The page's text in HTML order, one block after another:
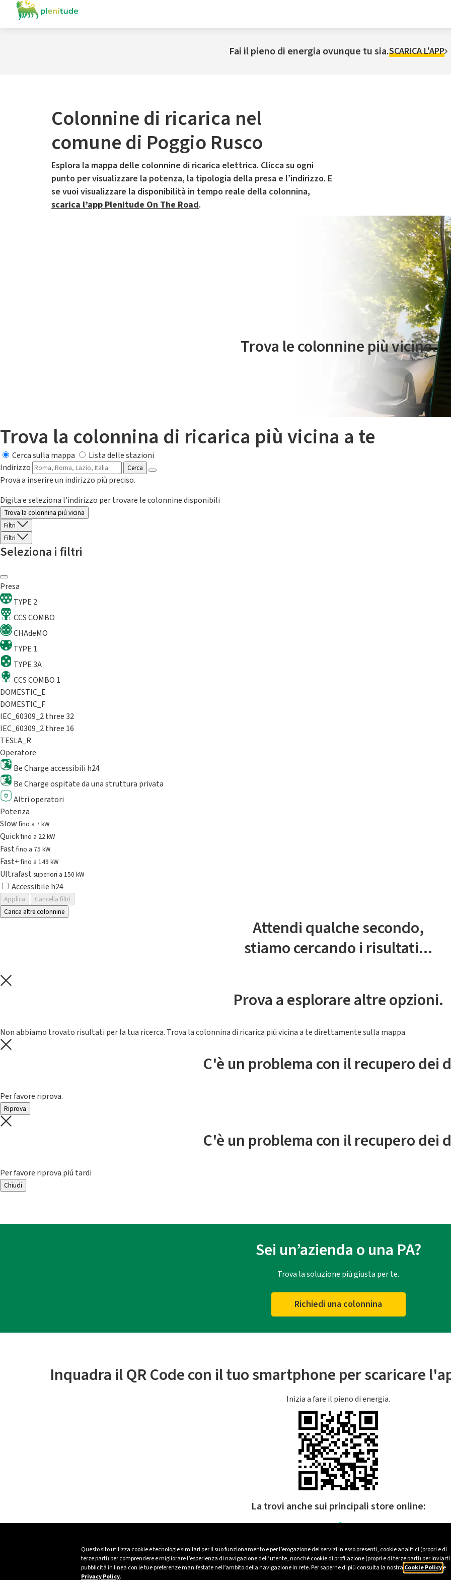
Questo sito utilizza cookie e tecnologie similari per il suo funzionamento e per l’erogazione dei servizi in esso presenti, cookie analitici (propri e di
terze parti) per comprendere e migliorare l’esperienza di navigazione dell’utente, nonché cookie di profilazione (propri e di terze parti) per inviarti
pubblicità in linea con le tue preferenze manifestate nell’ambito della navigazione in rete. Per saperne di più consulta la nostra Cookie Policye
Privacy Policy.
Fai il pieno di energia ovunque tu sia.SCARICA L'APP
Colonnine di ricarica nel
comune di Poggio Rusco
Esplora la mappa delle colonnine di ricarica elettrica. Clicca su ogni
punto per visualizzare la potenza, la tipologia della presa e l’indirizzo. E
se vuoi visualizzare la disponibilità in tempo reale della colonnina,
scarica l’app Plenitude On The Road.
Il servizio di mobilità elettrica è gestito da Plenitude On The Road
Trova le colonnine più vicine.
Trova la colonnina di ricarica più vicina a te
Cerca sulla mappa
Lista delle stazioni
Indirizzo
Cerca
Prova a inserire un indirizzo più preciso.
Digita e seleziona l'indirizzo per trovare le colonnine disponibili
Trova la colonnina piú vicina
Filtri
Filtri
Seleziona i filtri
Presa
TYPE 2
CCS COMBO
CHAdeMO
TYPE 1
TYPE 3A
CCS COMBO 1
DOMESTIC_E
DOMESTIC_F
IEC_60309_2 three 32
IEC_60309_2 three 16
TESLA_R
Operatore
Be Charge accessibili h24
Be Charge ospitate da una struttura privata
Altri operatori
Potenza
Slowfino a 7 kW
Quickfino a 22 kW
Fastfino a 75 kW
Fast+fino a 149 kW
Ultrafast superiori a 150 kW
Accessibile h24
Applica
Cancella filtri
Carica altre colonnine
Attendi qualche secondo,
stiamo cercando i risultati...
Prova a esplorare altre opzioni.
Non abbiamo trovato risultati per la tua ricerca. Trova la colonnina di ricarica piú vicina a te direttamente sulla mappa.
C'è un problema con il recupero dei
Per favore riprova.
Riprova
C'è un problema con il recupero dei
Per favore riprova piú tardi
Chiudi
Sei un’azienda o una PA?
Trova la soluzione più giusta per te.
Richiedi una colonnina
Inquadra il QR Code con il tuo smartphone per scaricare
Inizia a fare il pieno di energia.
La trovi anche sui principali store online: